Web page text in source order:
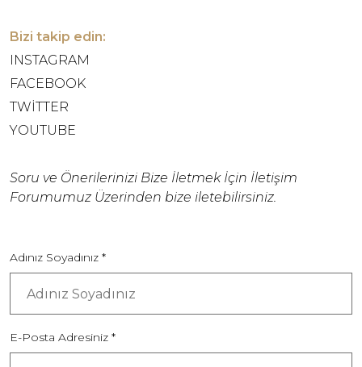
Bizi takip edin:
INSTAGRAM
FACEBOOK
TWITTER
YOUTUBE
Soru ve Önerilerinizi Bize İletmek İçin İletişim
Forumumuz Üzerinden bize iletebilirsiniz.
Adınız Soyadınız *
E-Posta Adresiniz *